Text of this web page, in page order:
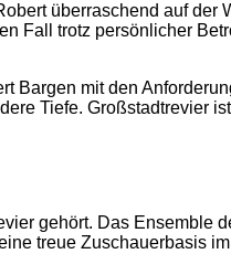
überraschend auf der
Fall trotz persönlicher
Bargen mit den
Tiefe. Großstadtrevier
gehört. Das Ensemble
treue Zuschauerbasis